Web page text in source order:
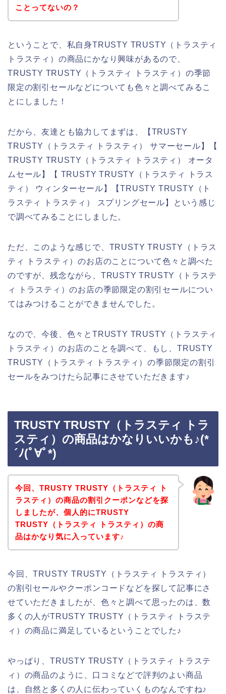
ことってないの？
ということで、私自身TRUSTY TRUSTY（トラスティ
トラスティ）の商品にかなり興味があるので、
TRUSTY TRUSTY（トラスティ トラスティ）の季節
限定の割引セールなどについても色々と調べてみるこ
とにしました！
だから、友達とも協力してまずは、【TRUSTY
TRUSTY（トラスティ トラスティ） サマーセール】【
TRUSTY TRUSTY（トラスティ トラスティ） オータ
ムセール】【 TRUSTY TRUSTY（トラスティ トラス
ティ） ウィンターセール】【TRUSTY TRUSTY（ト
ラスティ トラスティ） スプリングセール】という感じ
で調べてみることにしました。
ただ、このような感じで、TRUSTY TRUSTY（トラス
ティ トラスティ）のお店のことについて色々と調べた
のですが、残念ながら、TRUSTY TRUSTY（トラステ
ィ トラスティ）のお店の季節限定の割引セールについ
てはみつけることができませんでした。
なので、今後、色々とTRUSTY TRUSTY（トラスティ
トラスティ）のお店のことを調べて、もし、TRUSTY
TRUSTY（トラスティ トラスティ）の季節限定の割引
セールをみつけたら記事にさせていただきます♪
TRUSTY TRUSTY（トラスティ トラ
スティ）の商品はかなりいいかも♪(*
´ﾉ(ﾟ∀ﾟ*)
今回、TRUSTY TRUSTY（トラスティ ト
ラスティ）の商品の割引クーポンなどを探
しましたが、個人的にTRUSTY
TRUSTY（トラスティ トラスティ）の商
品はかなり気に入っています♪
今回、TRUSTY TRUSTY（トラスティ トラスティ）
の割引セールやクーポンコードなどを探して記事にさ
せていただきましたが、色々と調べて思ったのは、数
多くの人がTRUSTY TRUSTY（トラスティ トラステ
ィ）の商品に満足しているということでした♪
やっぱり、TRUSTY TRUSTY（トラスティ トラステ
ィ）の商品のように、口コミなどで評判のよい商品
は、自然と多くの人に伝わっていくものなんですね♪